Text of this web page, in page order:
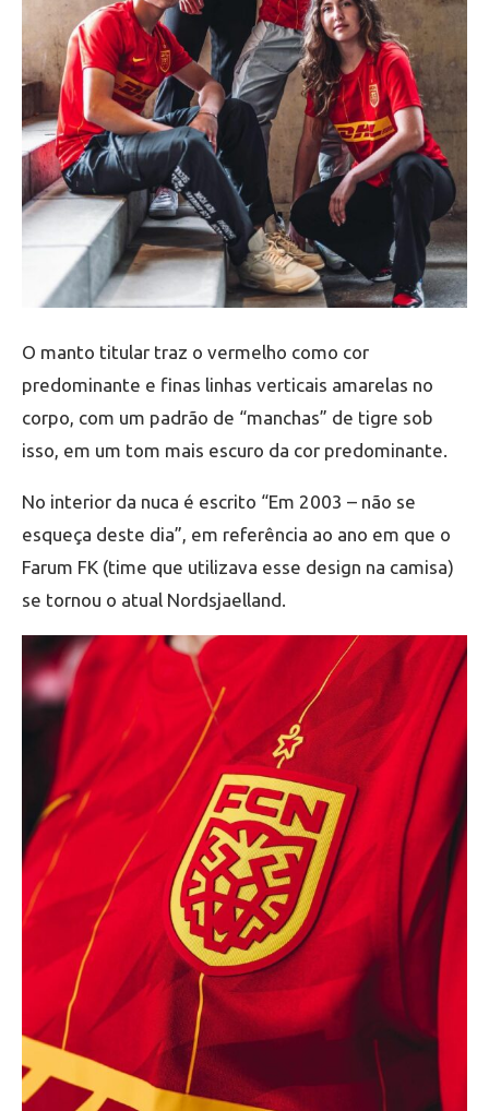
O manto titular traz o vermelho como cor
predominante e finas linhas verticais amarelas no
corpo, com um padrão de “manchas” de tigre sob
isso, em um tom mais escuro da cor predominante.
No interior da nuca é escrito “Em 2003 – não se
esqueça deste dia”, em referência ao ano em que o
Farum FK (time que utilizava esse design na camisa)
se tornou o atual Nordsjaelland.